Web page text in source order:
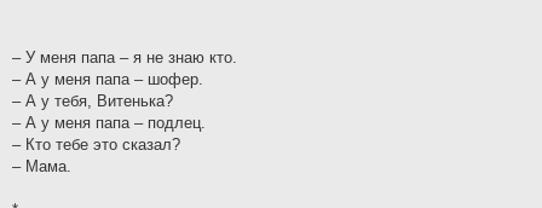
– У меня папа – я не знаю кто.
– А у меня папа – шофер.
– А у тебя, Витенька?
– А у меня папа – подлец.
– Кто тебе это сказал?
– Мама.